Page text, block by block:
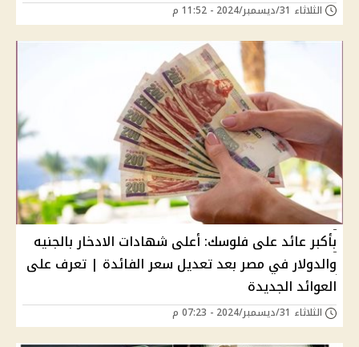
الثلاثاء 31/ديسمبر/2024 - 11:52 م
بأكبر عائد على فلوسك: أعلى شهادات الادخار بالجنيه
والدولار في مصر بعد تعديل سعر الفائدة | تعرف على
العوائد الجديدة
الثلاثاء 31/ديسمبر/2024 - 07:23 م